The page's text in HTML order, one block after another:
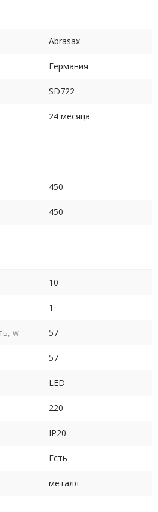
Abrasax
Германия
SD722
24 месяца
450
450
10
1
w 57
57
LED
220
IP20
Есть
металл